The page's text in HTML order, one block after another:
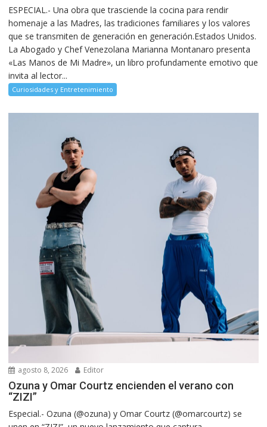
ESPECIAL.- Una obra que trasciende la cocina para rendir
homenaje a las Madres, las tradiciones familiares y los valores
que se transmiten de generación en generación.Estados Unidos.
La Abogado y Chef Venezolana Marianna Montanaro presenta
«Las Manos de Mi Madre», un libro profundamente emotivo que
invita al lector...
Curiosidades y Entretenimiento
agosto 8, 2026 Editor
Ozuna y Omar Courtz encienden el verano con
“ZIZI”
Especial.- Ozuna (@ozuna) y Omar Courtz (@omarcourtz) se